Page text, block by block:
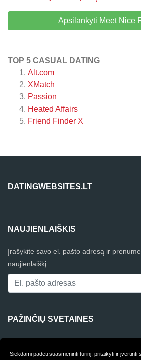
Siekdami padėti suasmeninti turinį, pritaikyti ir įvertinti
Apsilankyti Meet Nice
TOP 5 CASUAL DATING
Alt.com
XMatch
Passion
Heated Affairs
Friend Finder X
DATINGWEBSITES.LT
NAUJIENLAIŠKIS
Įrašykite savo el. pašto adresą ir
naujienlaiškį.
PAŽINČIŲ SVETAINES